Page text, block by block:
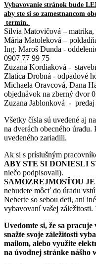
Vybavovanie stránok bude
aby ste si so zamestnancom
termín.
Silvia Matovičová –
Mária Matoleková –
Ing. Maroš Dunda -
0907 77 99 75
Zuzana Kordiaková -
Zlatica Drobná - odpadové
Michaela Oravcová, Dana
objednávok na zberný dvor
Zuzana Jablonková -
Všetky čísla sú uvedené aj
na dverách obecného úradu.
uvedeného zariadili.
Ak si s príslušným
ABY STE SI DONIESLI
niečo podpisovali).
SAMOZREJMOSŤOU
nebudete môcť do úradu
Neberte so sebou deti, ani
vybavovaní vašej
Uvedomte si, že sa pracuje
snažte svoje záležitosti
mailom, alebo využite
na úvodnej stránke nášho